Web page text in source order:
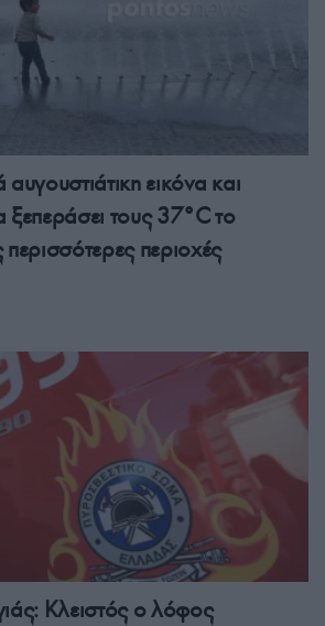
εικόνα και
τους 37°C το
περιοχές
Κλειστός ο λόφος